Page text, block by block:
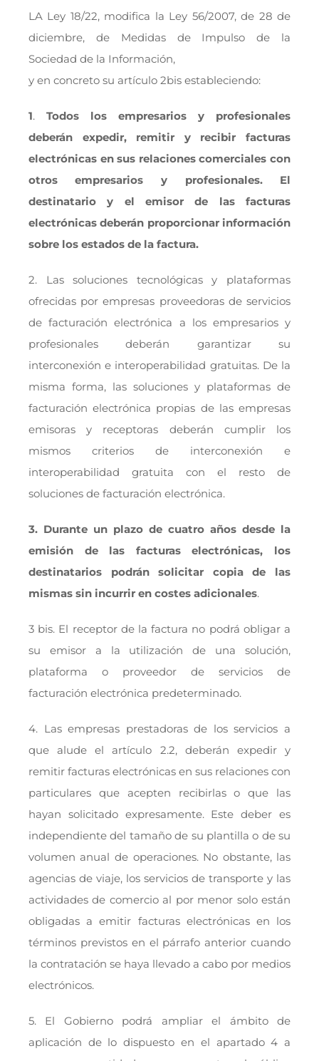
LA Ley 18/22, modifica la Ley 56/2007, de 28 de
diciembre, de Medidas de Impulso de la
Sociedad de la Información,
y en concreto su artículo 2bis estableciendo:
1.Todos los empresarios y profesionales
deberán expedir, remitir y recibir facturas
electrónicas en sus relacionescomerciales con
otros empresarios y profesionales. El
destinatario y el emisor de las facturas
electrónicas deberán proporcionar información
sobre los estados de la factura.
2. Las soluciones tecnológicas y plataformas
ofrecidas por empresas proveedoras de servicios
de facturación electrónica a los empresarios y
profesionales deberán garantizar su
interconexión e interoperabilidad gratuitas. De la
misma forma, las soluciones y plataformas de
facturación electrónica propias de las empresas
emisoras y receptoras deberán cumplir los
mismos criterios de interconexión e
interoperabilidad gratuita con el resto de
soluciones de facturación electrónica.
3. Durante un plazo de cuatro años desde la
emisión de las facturas electrónicas, los
destinatarios podrán solicitar copia de las
mismas sin incurrir en costes adicionales.
3 bis. El receptor de la factura no podrá obligar a
su emisor a la utilización de una solución,
plataforma o proveedor de servicios de
facturación electrónica predeterminado.
4. Las empresas prestadoras de los servicios a
que alude el artículo 2.2, deberán expedir y
remitir facturas electrónicas en sus relaciones con
particulares que acepten recibirlas o que las
hayan solicitado expresamente. Este deber es
independiente del tamaño de su plantilla o de su
volumen anual de operaciones. No obstante, las
agencias de viaje, los servicios de transporte y las
actividades de comercio al por menor solo están
obligadas a emitir facturas electrónicas en los
términos previstos en el párrafo anterior cuando
la contratación se haya llevado a cabo por medios
electrónicos.
5. El Gobierno podrá ampliar el ámbito de
aplicación de lo dispuesto en el apartado 4 a